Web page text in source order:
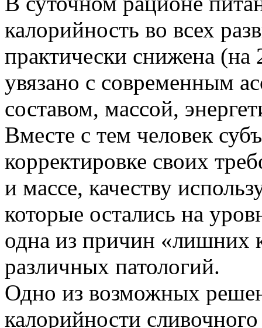
калорийность во всех
практически снижена
увязано с современным
составом, массой,
Вместе с тем человек
корректировке своих
и массе, качеству
которые остались на
одна из причин «лишних
различных патологий.
Одно из возможных
калорийности